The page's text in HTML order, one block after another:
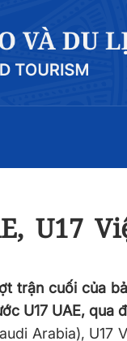
U17
trận cuối của
U17 UAE, qua
Arabia),